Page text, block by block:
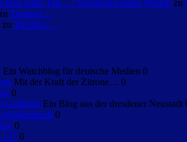
kein guter Tag… | Nachtschwärmer Philipp zu
Trennen…
zu Trennen…
Ein Watchblog für deutsche Medien 0
Mit der Kraft der Zitrone… 0
0
Geflüster Ein Blog aus der dresdener Neustadt
0
0
137 0